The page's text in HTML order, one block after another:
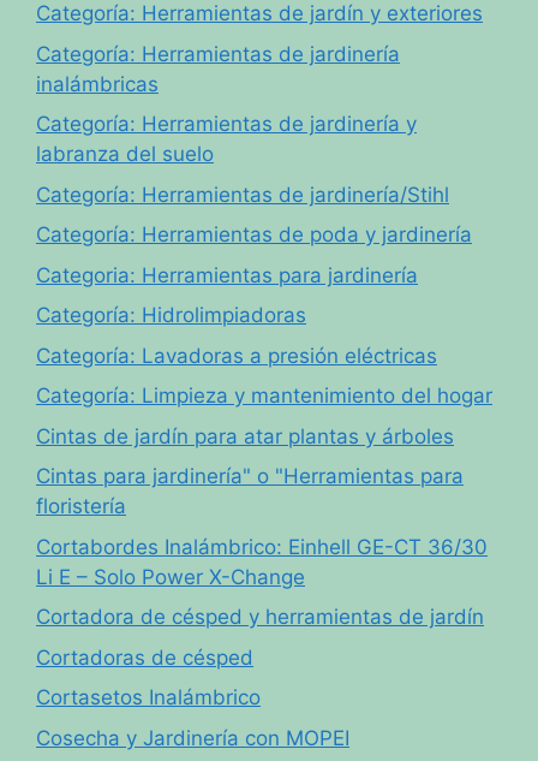
Categoría: Herramientas de jardín y exteriores
Categoría: Herramientas de jardinería
inalámbricas
Categoría: Herramientas de jardinería y
labranza del suelo
Categoría: Herramientas de jardinería/Stihl
Categoría: Herramientas de poda y jardinería
Categoria: Herramientas para jardinería
Categoría: Hidrolimpiadoras
Categoría: Lavadoras a presión eléctricas
Categoría: Limpieza y mantenimiento del hogar
Cintas de jardín para atar plantas y árboles
Cintas para jardinería" o "Herramientas para
floristería
Cortabordes Inalámbrico: Einhell GE-CT 36/30
Li E – Solo Power X-Change
Cortadora de césped y herramientas de jardín
Cortadoras de césped
Cortasetos Inalámbrico
Cosecha y Jardinería con MOPEI